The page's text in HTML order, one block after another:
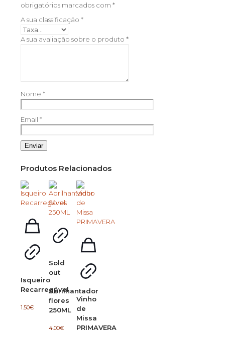
obrigatórios marcados com *
A sua classificação *
A sua avaliação sobre o produto *
Nome *
Email *
Produtos Relacionados
Isqueiro
Recarregável
1.50€
Sold
out
Abrilhantador
flores
250ML
4.00€
Vinho
de
Missa
PRIMAVERA